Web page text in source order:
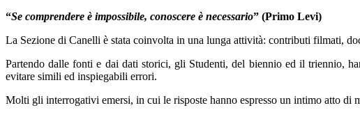
“Se comprendere è impossibile, conoscere è necessario” (Primo Levi)
La Sezione di Canelli è stata coinvolta in una lunga attività: contributi filmati,
Partendo dalle fonti e dai dati storici, gli Studenti, del biennio ed il triennio,
evitare simili ed inspiegabili errori.
Molti gli interrogativi emersi, in cui le risposte hanno espresso un intimo atto di